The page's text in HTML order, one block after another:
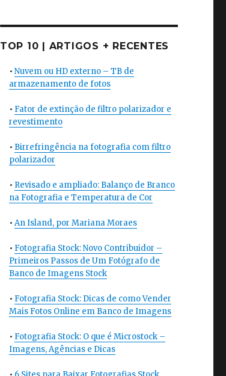
TOP 10 | ARTIGOS + RECENTES
• Nuvem ou HD externo – TB de
armazenamento de fotos
• Fator de extinção de filtro polarizador e
revestimento
• Birrefringência na fotografia com filtro
polarizador
• Revisado e ampliado: Balanço de Branco
na Fotografia e Temperatura de Cor
• An Island, por Mariana Moraes
• Fotografia Stock: Novo Contribuidor –
Primeiros Passos de Um Fotógrafo de
Banco de Imagens Stock
• Fotografia Stock: Dicas de como Vender
Mais Fotos Online em Banco de Imagens
• Fotografia Stock: O que é Microstock –
Imagens, Agências e Dicas